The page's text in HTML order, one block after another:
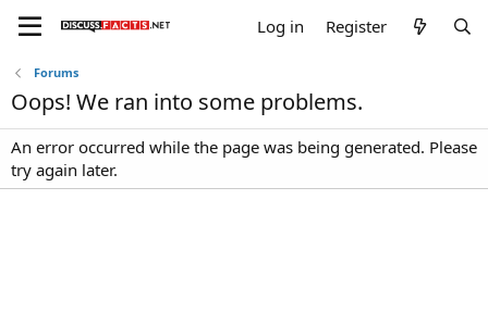
Log in Register
Forums
Oops! We ran into some problems.
An error occurred while the page was being generated. Please
try again later.